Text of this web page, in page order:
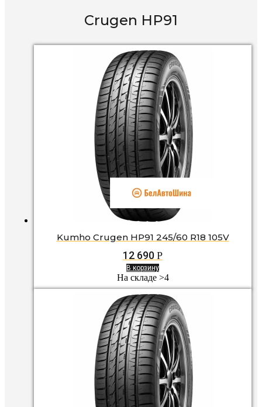
Crugen HP91
Kumho Crugen HP91 245/60 R18 105V
12 690 Р
В корзину
На складе >4